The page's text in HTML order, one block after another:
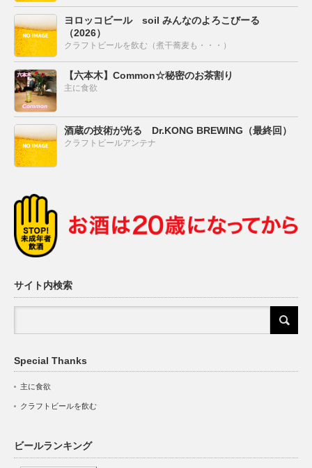
ヨロッコビール soil みんなのよろこびーる
（2026）
クラフトビールを飲む（煮干蕎麦も・・・）
【六本木】Common☆秘密のお茶割り
主に食欲
酒蔵の技術が光る Dr.KONG BREWING（最終回）
クラフトビールアンテナ
サイト内検索
Special Thanks
主に食欲
クラフトビールを飲む
ビールランキング